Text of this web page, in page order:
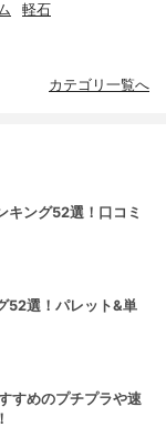
軽石
カテゴリ一覧へ
キング52選！口コミ
52選！パレット&単
すめのプチプラや速